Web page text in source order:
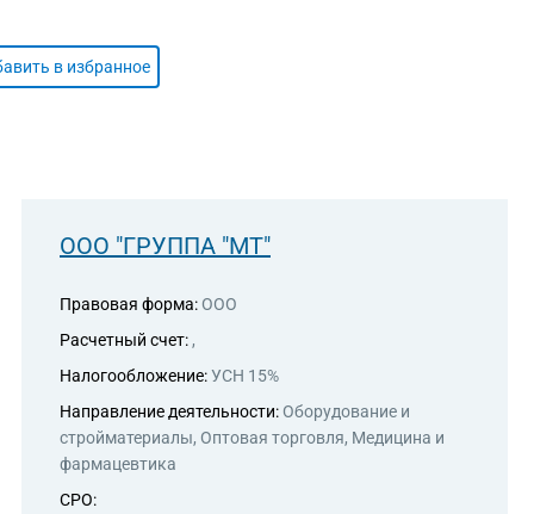
в избранное
ООО "ГРУППА "МТ"
Правовая форма: ООО
Расчетный счет: ,
Налогообложение:УСН 15%
Направление деятельности: Оборудование и
стройматериалы, Оптовая торговля, Медицина и
фармацевтика
СРО: